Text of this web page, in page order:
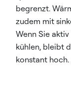
begrenzt.
zudem mit
Wenn Sie
kühlen, bleibt
konstant hoch.